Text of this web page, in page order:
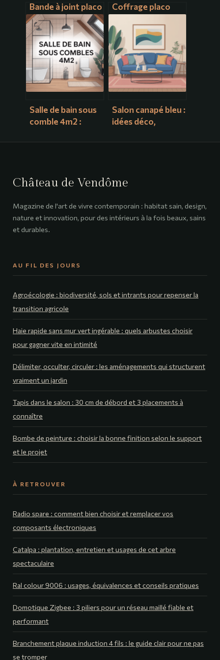
Bande à joint placo
: conseils
essentiels pour
des joints invisibles
Coffrage placo
méthodes simples
et astuces de pro
Salle de bain sous
comble 4m2 :
optimiser chaque
Salon canapé bleu :
idées déco,
couleurs et styles
Château de Vendôme
Magazine de l'art de vivre contemporain : habitat sain, design,
nature et innovation, pour des intérieurs à la fois beaux, sains
et durables.
AU FIL DES JOURS
Agroécologie : biodiversité, sols et intrants pour repenser la
transition agricole
Haie rapide sans mur vert ingérable : quels arbustes choisir
pour gagner vite en intimité
Délimiter, occulter, circuler : les aménagements qui structurent
vraiment un jardin
Tapis dans le salon : 30 cm de débord et 3 placements à
connaître
Bombe de peinture : choisir la bonne finition selon le support
et le projet
À RETROUVER
Radio spare : comment bien choisir et remplacer vos
composants électroniques
Catalpa : plantation, entretien et usages de cet arbre
spectaculaire
Ral colour 9006 : usages, équivalences et conseils pratiques
Domotique Zigbee : 3 piliers pour un réseau maillé fiable et
performant
Branchement plaque induction 4 fils : le guide clair pour ne pas
se tromper